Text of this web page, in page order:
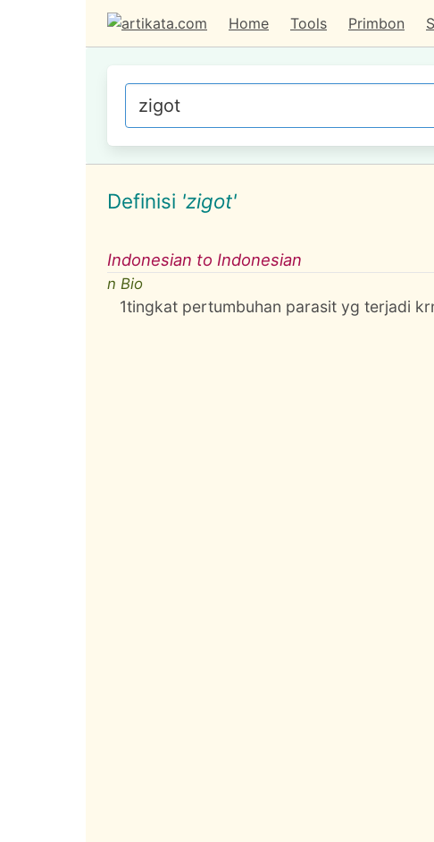
Home Tools Primbon
Definisi 'zigot'
Indonesian to Indonesian
n Bio
1tingkat pertumbuhan parasit yg terjadi